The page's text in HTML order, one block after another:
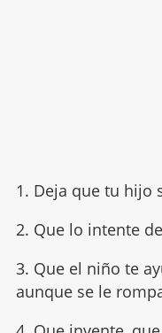
1. Deja que tu hijo
2. Que lo intente
3. Que el niño te
aunque se le